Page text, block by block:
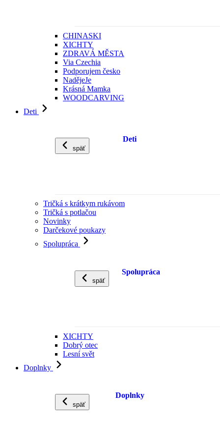
CHINASKI
XICHTY
ZDRAVÁ MĚSTA
Via Czechia
Podporujem česko
NadějeJe
Krásná Mamka
WOODCARVING
Deti
späť
Deti
Tričká s krátkym rukávom
Tričká s potlačou
Novinky
Darčekové poukazy
Spolupráca
späť
Spolupráca
XICHTY
Dobrý otec
Lesní svět
Doplnky
späť
Doplnky